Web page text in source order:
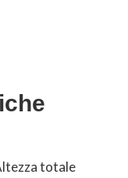
totale